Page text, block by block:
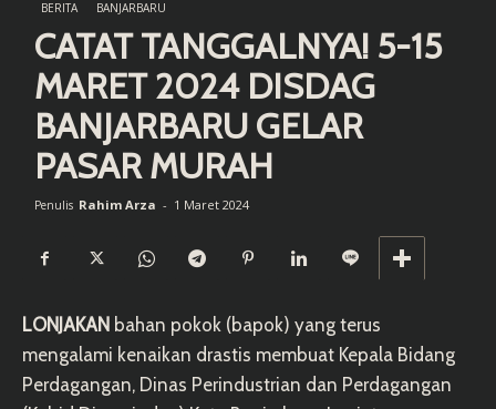
BERITA BANJARBARU
CATAT TANGGALNYA! 5-15
MARET 2024 DISDAG
BANJARBARU GELAR
PASAR MURAH
Penulis Rahim Arza - 1 Maret 2024
LONJAKAN bahan pokok (bapok) yang terus
mengalami kenaikan drastis membuat Kepala Bidang
Perdagangan, Dinas Perindustrian dan Perdagangan